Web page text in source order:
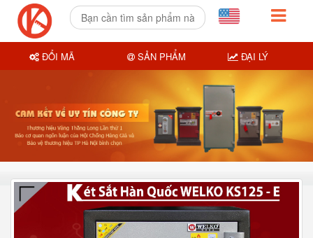
ĐỔI MÃ SẢN PHẨM ĐẠI LÝ